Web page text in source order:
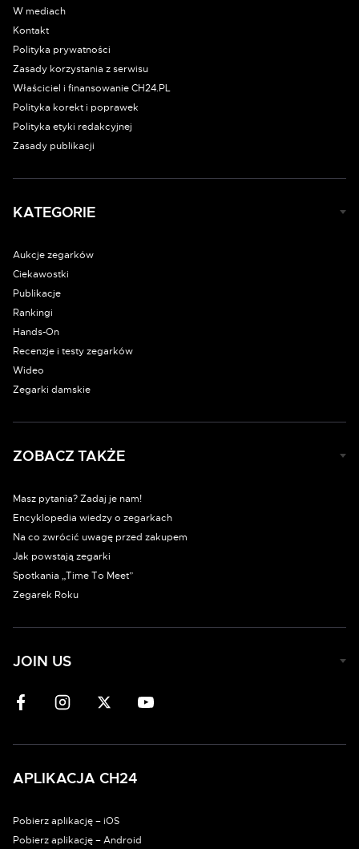
W mediach
Kontakt
Polityka prywatności
Zasady korzystania z serwisu
Właściciel i finansowanie CH24.PL
Polityka korekt i poprawek
Polityka etyki redakcyjnej
Zasady publikacji
KATEGORIE
Aukcje zegarków
Ciekawostki
Publikacje
Rankingi
Hands-On
Recenzje i testy zegarków
Wideo
Zegarki damskie
ZOBACZ TAKŻE
Masz pytania? Zadaj je nam!
Encyklopedia wiedzy o zegarkach
Na co zwrócić uwagę przed zakupem
Jak powstają zegarki
Spotkania „Time To Meet”
Zegarek Roku
JOIN US
APLIKACJA CH24
Pobierz aplikację – iOS
Pobierz aplikację – Android